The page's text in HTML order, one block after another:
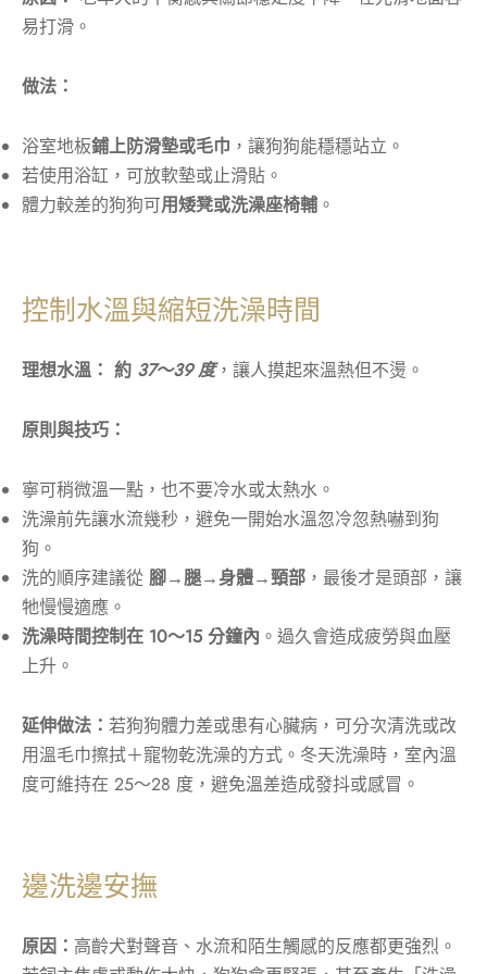
易打滑。
做法：
浴室地板鋪上防滑墊或毛巾 ，讓狗狗能穩穩站立。
若使用浴缸，可放軟墊或止滑貼。
體力較差的狗狗可用矮凳或洗澡座椅輔 。
控制水溫與縮短洗澡時間
理想水溫： 約 37～39 度，讓人摸起來溫熱但不燙。
原則與技巧：
寧可稍微溫一點，也不要冷水或太熱水。
洗澡前先讓水流幾秒，避免一開始水溫忽冷忽熱嚇到狗
狗。
洗的順序建議從 腳→腿→身體→頸部 ，最後才是頭部，讓
牠慢慢適應。
洗澡時間控制在 10～15 分鐘內 。過久會造成疲勞與血壓
上升。
延伸做法： 若狗狗體力差或患有心臟病，可分次清洗或改
用溫毛巾擦拭＋寵物乾洗澡的方式。冬天洗澡時，室內溫
度可維持在 25～28 度，避免溫差造成發抖或感冒。
邊洗邊安撫
原因： 高齡犬對聲音、水流和陌生觸感的反應都更強烈。